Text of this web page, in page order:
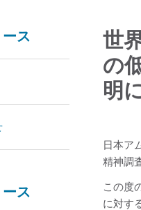
世
の
明
日本ア
精神調
この度
に対す
ス
ス